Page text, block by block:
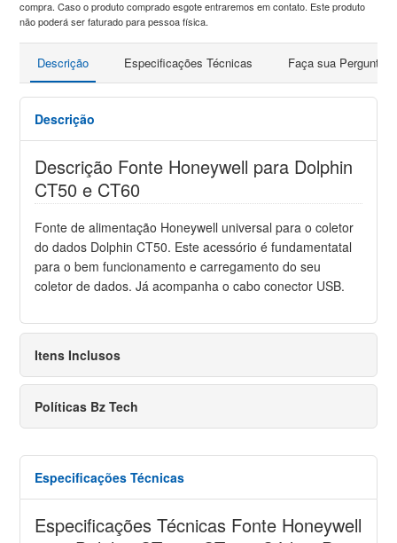
compra. Caso o produto comprado esgote entraremos em contato. Este produto
não poderá ser faturado para pessoa física.
Descrição Especificações Técnicas Faça sua Pergunta
Descrição
Descrição Fonte Honeywell para Dolphin
CT50 e CT60
Fonte de alimentação Honeywell universal para o coletor
do dados Dolphin CT50. Este acessório é fundamentatal
para o bem funcionamento e carregamento do seu
coletor de dados. Já acompanha o cabo conector USB.
Itens Inclusos
Políticas Bz Tech
Especificações Técnicas
Especificações Técnicas Fonte Honeywell